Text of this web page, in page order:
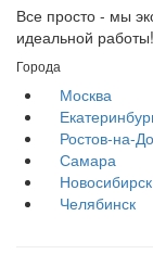
Все просто - мы
идеальной работы!
Города
Москва
Ростов-на-
Самара
Новосибирск
Челябинск